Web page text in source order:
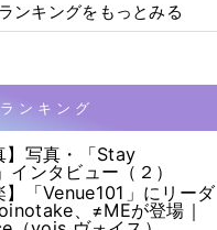
ランキングをもっとみる
ンキング
】写真・「Stay
ンタビュー（２）
】「Venue101」にリーダ
、≠MEが登場｜